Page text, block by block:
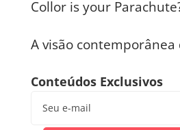
Collor is your
A visão
Conteúdos Exclusivos